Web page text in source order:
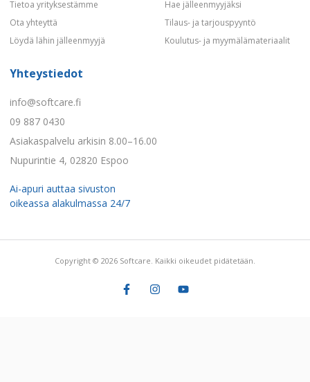
Tietoa yrityksestämme
Ota yhteyttä
Löydä lähin jälleenmyyjä
Hae jälleenmyyjäksi
Tilaus- ja tarjouspyyntö
Koulutus- ja myymälämateriaalit
Yhteystiedot
info@softcare.fi
09 887 0430
Asiakaspalvelu arkisin 8.00–16.00
Nupurintie 4, 02820 Espoo
Ai-apuri auttaa sivuston
oikeassa alakulmassa 24/7
Copyright © 2026 Softcare. Kaikki oikeudet pidätetään.